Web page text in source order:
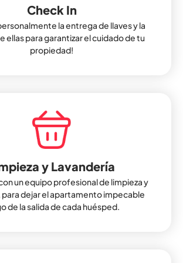
Check In
la entrega de llaves y la
ellas para garantizar el cuidado de tu
propiedad!
y Lavandería
un equipo profesional de limpieza y
para dejar el apartamento impecable
de la salida de cada huésped.